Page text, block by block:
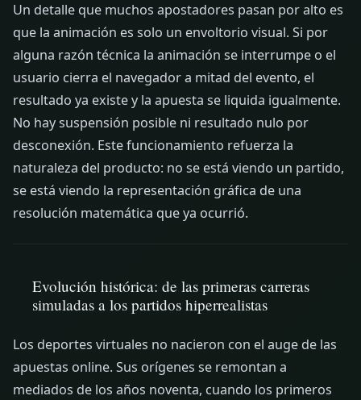
Un detalle que muchos apostadores pasan por alto es
que la animación es solo un envoltorio visual. Si por
alguna razón técnica la animación se interrumpe o el
usuario cierra el navegador a mitad del evento, el
resultado ya existe y la apuesta se liquida igualmente.
No hay suspensión posible ni resultado nulo por
desconexión. Este funcionamiento refuerza la
naturaleza del producto: no se está viendo un partido,
se está viendo la representación gráfica de una
resolución matemática que ya ocurrió.
Evolución histórica: de las primeras carreras
simuladas a los partidos hiperrealistas
Los deportes virtuales no nacieron con el auge de las
apuestas online. Sus orígenes se remontan a
mediados de los años noventa, cuando los primeros